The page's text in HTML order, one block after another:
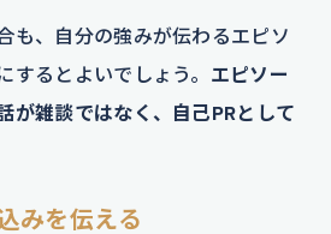
も、自分の強みが伝わるエピソ
するとよいでしょう。 エピソー
が雑談ではなく、自己PRとして
みを伝える